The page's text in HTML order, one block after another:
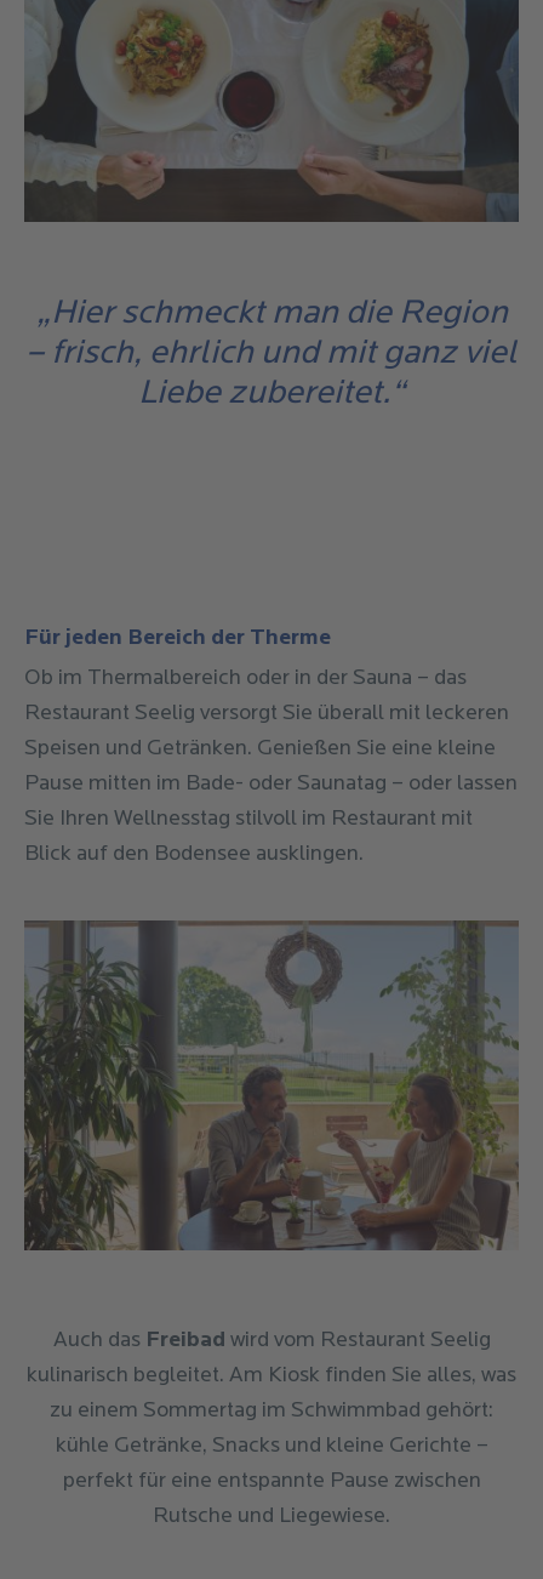
„Hier schmeckt man die Region
– frisch, ehrlich und mit ganz viel
Liebe zubereitet.“
Für jeden Bereich der Therme
Ob im Thermalbereich oder in der Sauna – das
Restaurant Seelig versorgt Sie überall mit leckeren
Speisen und Getränken. Genießen Sie eine kleine
Pause mitten im Bade- oder Saunatag – oder lassen
Sie Ihren Wellnesstag stilvoll im Restaurant mit
Blick auf den Bodensee ausklingen.
Auch das Freibad wird vom Restaurant Seelig
kulinarisch begleitet. Am Kiosk finden Sie alles, was
zu einem Sommertag im Schwimmbad gehört:
kühle Getränke, Snacks und kleine Gerichte –
perfekt für eine entspannte Pause zwischen
Rutsche und Liegewiese.